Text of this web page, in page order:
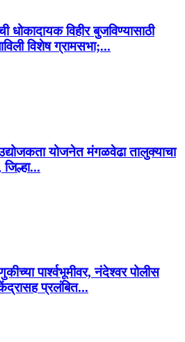
धोकादायक विहीर बुजविण्यासाठी
विशेष ग्रामसभा;...
योजनेत मंगळवेढा तालुक्याचा
पार्श्वभूमीवर, नंदेश्वर पोलीस
प्रलंबित...